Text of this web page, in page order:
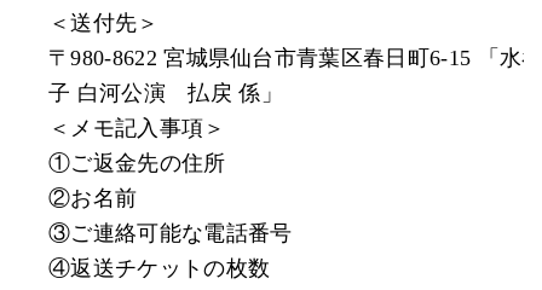
＜送付先＞
〒980-8622 宮城県仙台市青葉区春日町6-15 「水
子 白河公演 払戻 係」
＜メモ記入事項＞
①ご返金先の住所
②お名前
③ご連絡可能な電話番号
④返送チケットの枚数